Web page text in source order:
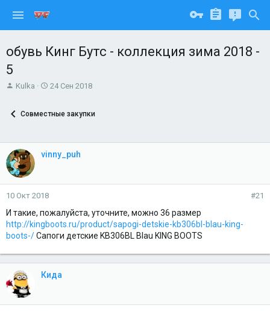
обувь Кинг Бутс - коллекция зима 2018 -
5
А
о
е
м
ы
Kulka
Д
а
ч
а
24 Сен 2018
Совместные закупки
vinny_puh
10 Окт 2018 #21
И такие, пожалуйста, уточните, можно 36 размер
http://kingboots.ru/product/sapogi-detskie-kb306bl-blau-king-
boots-/Сапоги детские KB306BL Blau KING BOOTS
Кида